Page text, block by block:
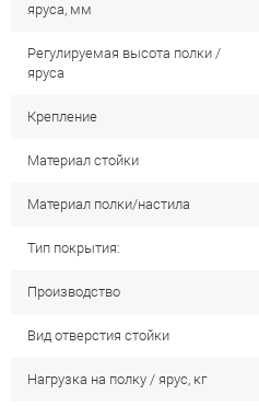
яруса, мм
Регулируемая высота полки /
яруса
Крепление
Материал стойки
Материал полки/настила
Тип покрытия:
Производство
Вид отверстия стойки
Нагрузка на полку / ярус, кг